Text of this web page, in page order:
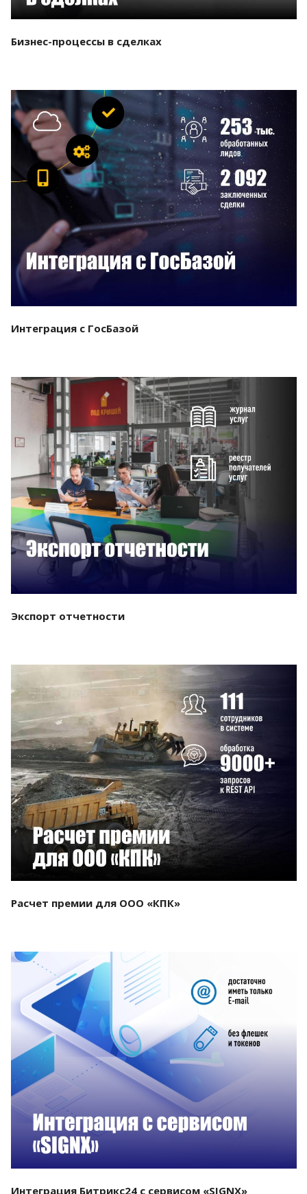
Бизнес-процессы в сделках
Смотреть проект
Интеграция с ГосБазой
Смотреть проект
Экспорт отчетности
Смотреть проект
Расчет премии для ООО «КПК»
Смотреть проект
Интеграция Битрикс24 с сервисом «SIGNX»